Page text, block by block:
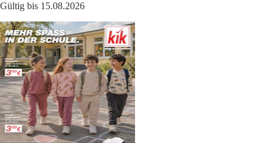
Gültig bis 15.08.2026